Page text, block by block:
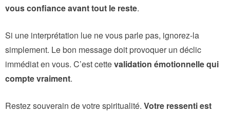
vous confiance avant tout le reste.
Si une interprétation lue ne vous parle pas, ignorez-la
simplement. Le bon message doit provoquer un déclic
immédiat en vous. C’est cettevalidation émotionnelle qui
compte vraiment.
Restez souverain de votre spiritualité. Votre ressenti est